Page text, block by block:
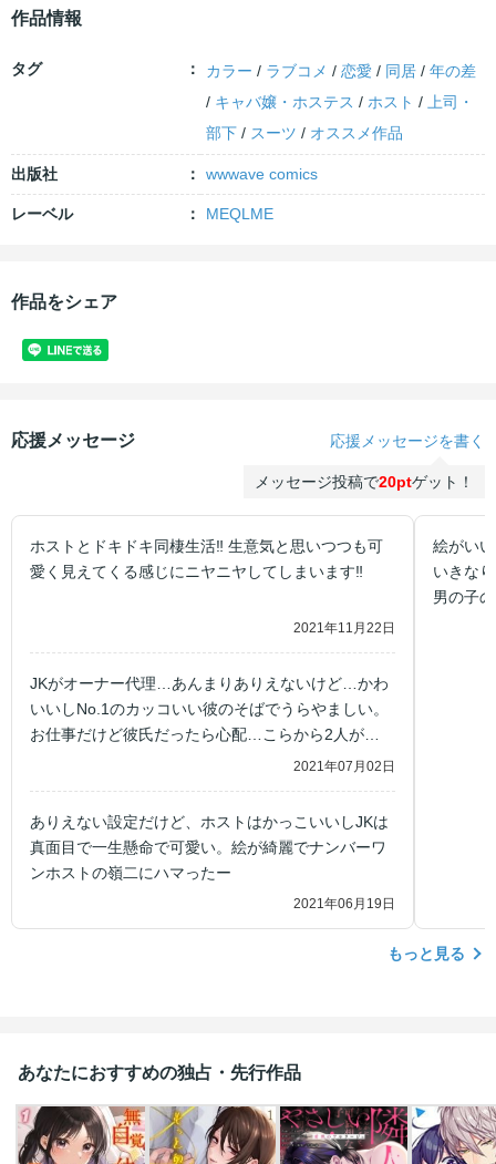
作品情報
タグ カラー / ラブコメ /恋愛 / 同居 /年の差
/ キャバ嬢・ホステス / ホスト /
上司・
部下 / スーツ / オススメ作品
出版社 wwwave comics
レーベル MEQLME
作品をシェア
応援メッセージ 応援メッセージを書く
メッセージ投稿で20ptゲット！
ホストとドキドキ同棲生活‼︎ 生意気と思いつつも可
愛く見えてくる感じにニヤニヤしてしまいます‼︎
2021年11月22日
JKがオーナー代理…あんまりありえないけど…かわ
いいしNo.1のカッコいい彼のそばでうらやましい。
お仕事だけど彼氏だったら心配…こらから2人がど
2021年07月02日
ありえない設定だけど、ホストはかっこいいしJKは
真面目で一生懸命で可愛い。絵が綺麗でナンバーワ
ンホストの嶺二にハマったー
2021年06月19日
絵がい
いきな
男の子
もっと見る
あなたにおすすめの独占・先行作品